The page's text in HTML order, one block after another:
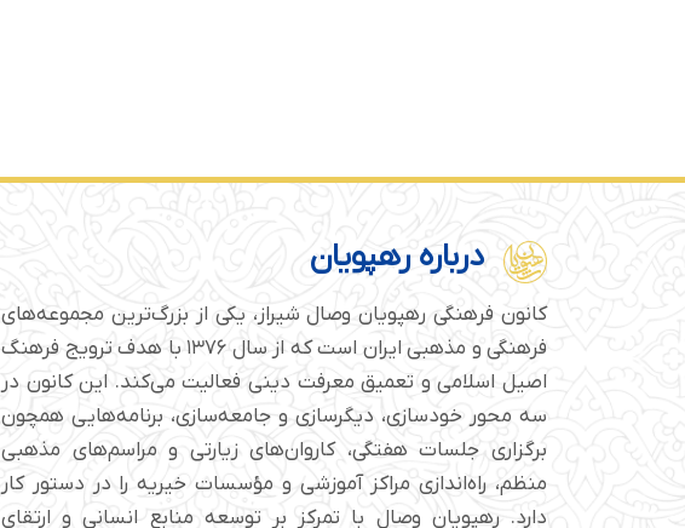
درباره رهپویان
کانون فرهنگی رهپویان وصال شیراز، یکی از بزرگ‌ترین مجموعه‌های
فرهنگی و مذهبی ایران است که از سال ۱۳۷۶ با هدف ترویج فرهنگ
اصیل اسلامی و تعمیق معرفت دینی فعالیت می‌کند. این کانون در
سه محور خودسازی، دیگرسازی و جامعه‌سازی، برنامه‌هایی همچون
برگزاری جلسات هفتگی، کاروان‌های زیارتی و مراسم‌های مذهبی
منظم، راه‌اندازی مراکز آموزشی و مؤسسات خیریه را در دستور کار
دارد. رهپویان وصال با تمرکز بر توسعه منابع انسانی و ارتقای